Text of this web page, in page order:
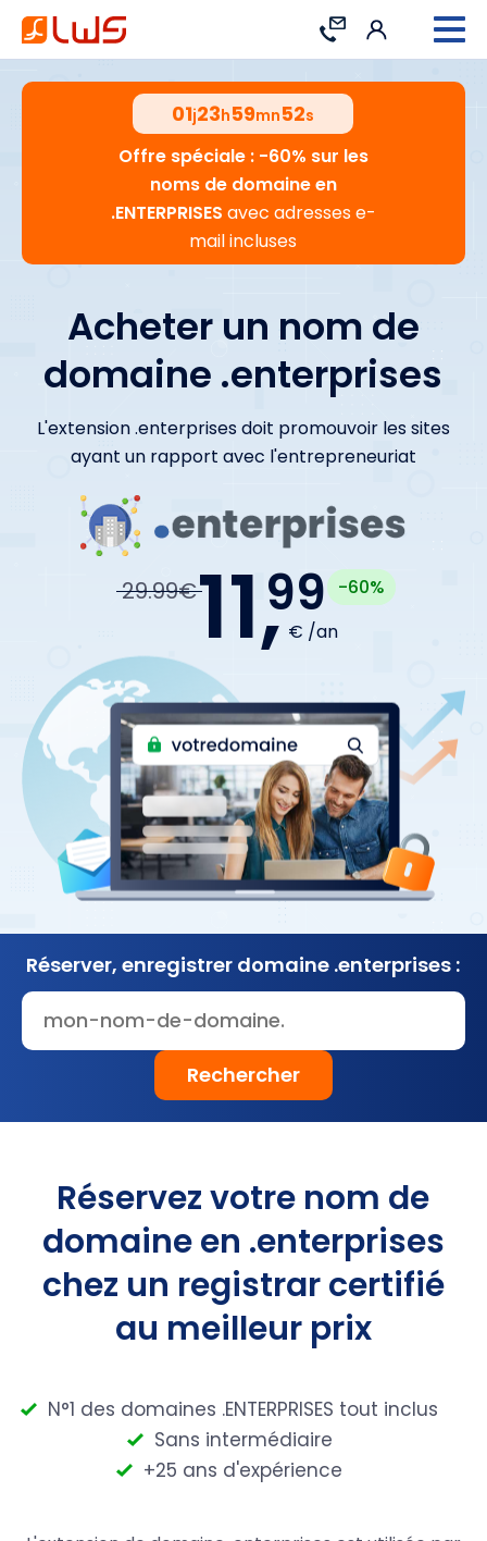
Contact Connexion
01j23h59mn51s
Offre spéciale : -60% sur les
noms de domaine en
.ENTERPRISES avec adresses e-
mail incluses
Acheter un nom de
domaine .enterprises
L'extension .enterprises doit promouvoir les sites
ayant un rapport avec l'entrepreneuriat
29.99€11,99
€ /an
-60%
Réserver, enregistrer domaine .enterprises :
Rechercher
Réservez votre nom de
domaine en .enterprises
chez un registrar certifié
au meilleur prix
N°1 des domaines .ENTERPRISES tout inclus
Sans intermédiaire
+25 ans d'expérience